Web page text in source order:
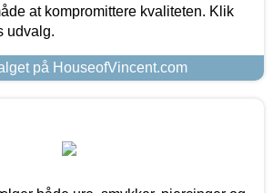
at kompromittere kvaliteten. Klik
udvalg.
på HouseofVincent.com